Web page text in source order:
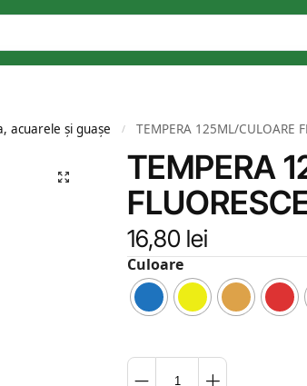
acuarele și guașe / TEMPERA 125ML/CULOARE
TEMPERA
16,80 lei
Culoare